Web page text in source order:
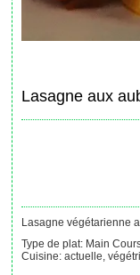
Lasagne aux
Lasagne végétarienne
Type de plat: Main
Cuisine: actuelle,